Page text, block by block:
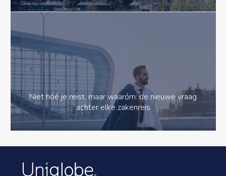
Niet hóé je reist, maar waaróm: de nieuwe vraag
achter elke zakenreis